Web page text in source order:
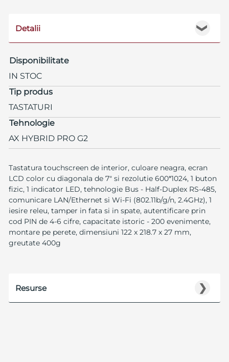
❯
Detalii
Disponibilitate
IN STOC
Tip produs
TASTATURI
Tehnologie
AX HYBRID PRO G2
Tastatura touchscreen de interior, culoare neagra, ecran
LCD color cu diagonala de 7" si rezolutie 600*1024, 1 buton
fizic, 1 indicator LED, tehnologie Bus - Half-Duplex RS-485,
comunicare LAN/Ethernet si Wi-Fi (802.11b/g/n, 2.4GHz), 1
iesire releu, tamper in fata si in spate, autentificare prin
cod PIN de 4-6 cifre, capacitate istoric - 200 evenimente,
montare pe perete, dimensiuni 122 x 218.7 x 27 mm,
greutate 400g
❯
Resurse